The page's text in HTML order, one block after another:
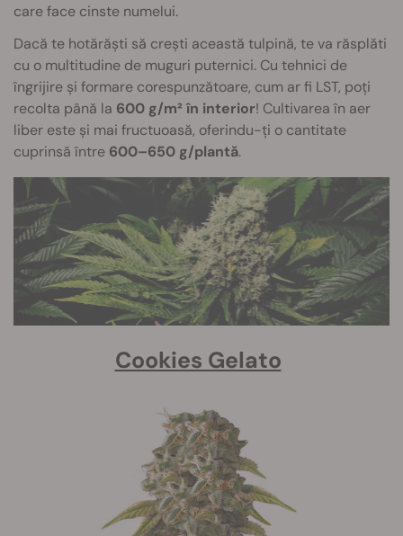
care face cinste numelui.
Dacă te hotărăști să crești această tulpină, te va răsplăti
cu o multitudine de muguri puternici. Cu tehnici de
îngrijire și formare corespunzătoare, cum ar fi LST, poți
recolta până la 600 g/m² în interior! Cultivarea în aer
liber este și mai fructuoasă, oferindu-ți o cantitate
cuprinsă între 600–650 g/plantă.
Cookies Gelato